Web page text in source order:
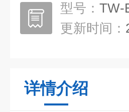
型号： TW-
更新时间：
详情介绍